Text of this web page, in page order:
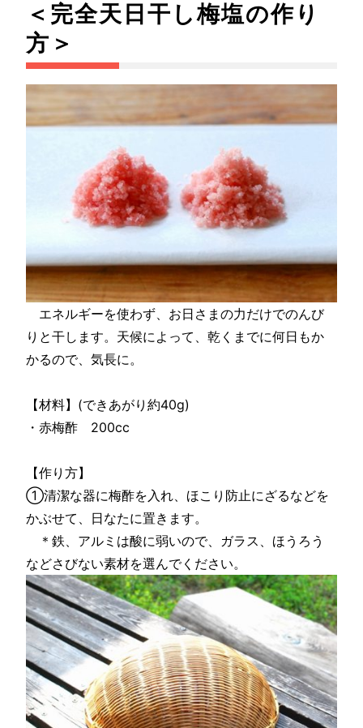
＜完全天日干し梅塩の作り
方＞
エネルギーを使わず、お日さまの力だけでのんび
りと干します。天候によって、乾くまでに何日もか
かるので、気長に。
【材料】(できあがり約40g)
・赤梅酢 200cc
【作り方】
①清潔な器に梅酢を入れ、ほこり防止にざるなどを
かぶせて、日なたに置きます。
＊鉄、アルミは酸に弱いので、ガラス、ほうろう
などさびない素材を選んでください。